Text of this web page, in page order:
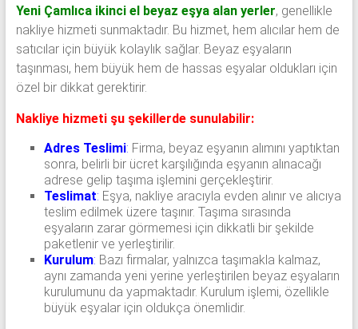
Yeni Çamlıca ikinci el beyaz eşya alan yerler, genellikle
nakliye hizmeti sunmaktadır. Bu hizmet, hem alıcılar hem de
satıcılar için büyük kolaylık sağlar. Beyaz eşyaların
taşınması, hem büyük hem de hassas eşyalar oldukları için
özel bir dikkat gerektirir.
Nakliye hizmeti şu şekillerde sunulabilir:
Adres Teslimi: Firma, beyaz eşyanın alımını yaptıktan
sonra, belirli bir ücret karşılığında eşyanın alınacağı
adrese gelip taşıma işlemini gerçekleştirir.
Teslimat: Eşya, nakliye aracıyla evden alınır ve alıcıya
teslim edilmek üzere taşınır. Taşıma sırasında
eşyaların zarar görmemesi için dikkatli bir şekilde
paketlenir ve yerleştirilir.
Kurulum: Bazı firmalar, yalnızca taşımakla kalmaz,
aynı zamanda yeni yerine yerleştirilen beyaz eşyaların
kurulumunu da yapmaktadır. Kurulum işlemi, özellikle
büyük eşyalar için oldukça önemlidir.